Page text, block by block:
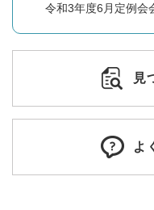
令和3年度6月定例会
見
よ